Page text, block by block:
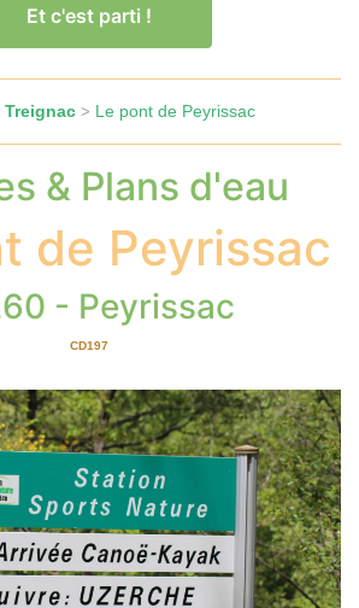
Et c'est parti !
> Le pont de Peyrissac
& Plans d'eau
de Peyrissac
- Peyrissac
CD197